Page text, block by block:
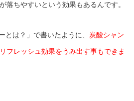
落ちやすいという効果もあるんです。
とは？」で書いたように、 炭酸シャン
フレッシュ効果をうみ出す事もできま